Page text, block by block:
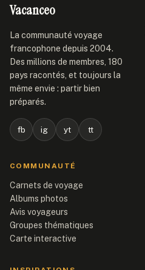
Vacanceo
La communauté voyage
francophone depuis 2004.
Des millions de membres, 180
pays racontés, et toujours la
même envie : partir bien
préparés.
fb ig yt tt
COMMUNAUTÉ
Carnets de voyage
Albums photos
Avis voyageurs
Groupes thématiques
Carte interactive